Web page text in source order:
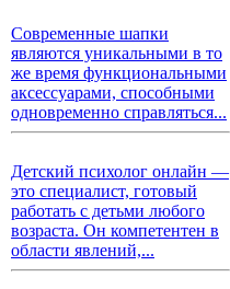
Современные шапки
являются уникальными в то
же время функциональными
аксессуарами, способными
одновременно справляться...
Детский психолог онлайн —
это специалист, готовый
работать с детьми любого
возраста. Он компетентен в
области явлений,...